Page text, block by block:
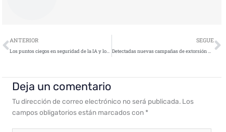
Ant
ANTERIOR
Los puntos ciegos en seguridad de la IA y los LLM: ¿cuáles son los factores de riesgo?
SEGUE
Detectadas nuevas campañas de extorsión por email altamente personalizadas
Deja un comentario
Tu dirección de correo electrónico no será publicada. Los
campos obligatorios están marcados con *